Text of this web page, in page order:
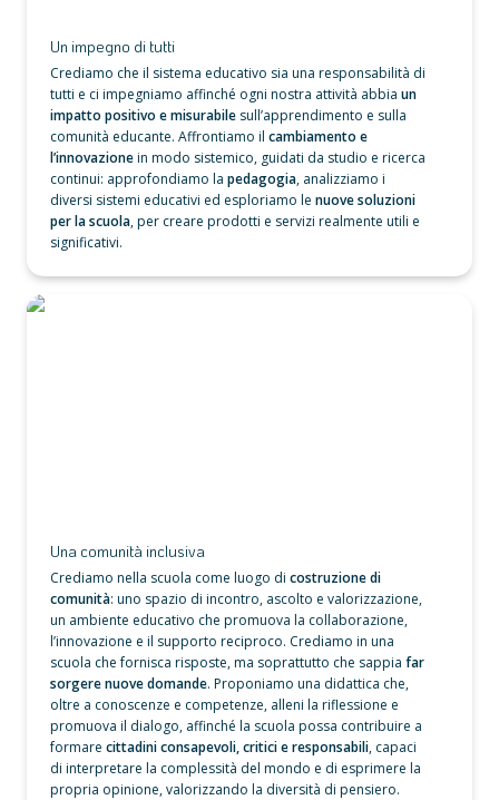
Un impegno di tutti
Crediamo che il sistema educativo sia una responsabilità di
tutti e ci impegniamo affinché ogni nostra attività abbia un
impatto positivo e misurabile sull’apprendimento e sulla
comunità educante. Affrontiamo il cambiamento e
l’innovazione in modo sistemico, guidati da studio e ricerca
continui: approfondiamo la pedagogia, analizziamo i
diversi sistemi educativi ed esploriamo le nuove soluzioni
per la scuola, per creare prodotti e servizi realmente utili e
significativi.
Una comunità inclusiva
Una comunità inclusiva
Crediamo nella scuola come luogo di costruzione di
comunità: uno spazio di incontro, ascolto e valorizzazione,
un ambiente educativo che promuova la collaborazione,
l’innovazione e il supporto reciproco. Crediamo in una
scuola che fornisca risposte, ma soprattutto che sappia far
sorgere nuove domande. Proponiamo una didattica che,
oltre a conoscenze e competenze, alleni la riflessione e
promuova il dialogo, affinché la scuola possa contribuire a
formare cittadini consapevoli, critici e responsabili, capaci
di interpretare la complessità del mondo e di esprimere la
propria opinione, valorizzando la diversità di pensiero.